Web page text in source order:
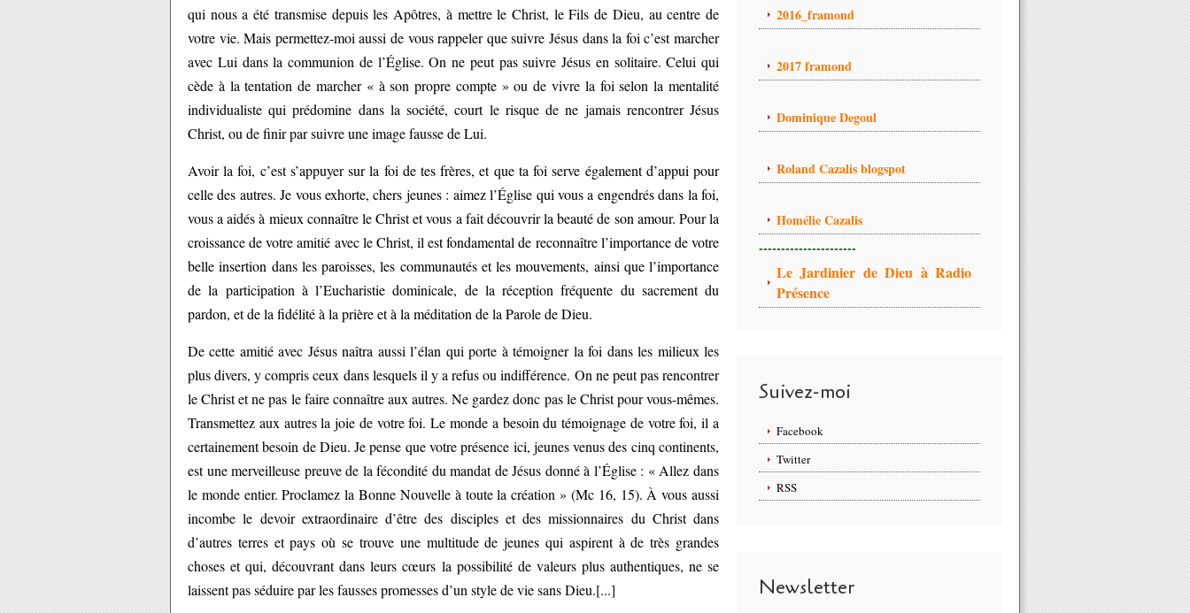
qui nous a été transmise depuis les Apôtres, à mettre le Christ, le Fils de Dieu, au centre de
votre vie. Mais permettez-moi aussi de vous rappeler que suivre Jésus dans la foi c’est marcher
avec Lui dans la communion de l’Église. On ne peut pas suivre Jésus en solitaire. Celui qui
cède à la tentation de marcher « à son propre compte » ou de vivre la foi selon la mentalité
individualiste qui prédomine dans la société, court le risque de ne jamais rencontrer Jésus
Christ, ou de finir par suivre une image fausse de Lui.
Avoir la foi, c’est s’appuyer sur la foi de tes frères, et que ta foi serve également d’appui pour
celle des autres. Je vous exhorte, chers jeunes : aimez l’Église qui vous a engendrés dans la foi,
vous a aidés à mieux connaître le Christ et vous a fait découvrir la beauté de son amour. Pour la
croissance de votre amitié avec le Christ, il est fondamental de reconnaître l’importance de votre
belle insertion dans les paroisses, les communautés et les mouvements, ainsi que l’importance
de la participation à l’Eucharistie dominicale, de la réception fréquente du sacrement du
pardon, et de la fidélité à la prière et à la méditation de la Parole de Dieu.
De cette amitié avec Jésus naîtra aussi l’élan qui porte à témoigner la foi dans les milieux les
plus divers, y compris ceux dans lesquels il y a refus ou indifférence. On ne peut pas rencontrer
le Christ et ne pas le faire connaître aux autres. Ne gardez donc pas le Christ pour vous-mêmes.
Transmettez aux autres la joie de votre foi. Le monde a besoin du témoignage de votre foi, il a
certainement besoin de Dieu. Je pense que votre présence ici, jeunes venus des cinq continents,
est une merveilleuse preuve de la fécondité du mandat de Jésus donné à l’Église : « Allez dans
le monde entier. Proclamez la Bonne Nouvelle à toute la création » (Mc 16, 15). À vous aussi
incombe le devoir extraordinaire d’être des disciples et des missionnaires du Christ dans
d’autres terres et pays où se trouve une multitude de jeunes qui aspirent à de très grandes
choses et qui, découvrant dans leurs cœurs la possibilité de valeurs plus authentiques, ne se
laissent pas séduire par les fausses promesses d’un style de vie sans Dieu.[...]
2016_framond
2017 framond
Dominique Degoul
Roland Cazalis blogspot
Homélie Cazalis
----------------------
Le Jardinier de Dieu à Radio
Présence
Suivez-moi
Facebook
Twitter
RSS
Newsletter